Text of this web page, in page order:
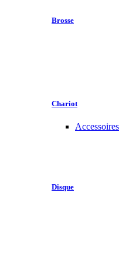
Brosse
Chariot
Accessoires
Disque